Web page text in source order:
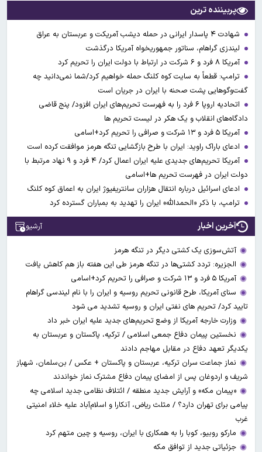
پربیننده ترین
شهادت ۴ پاسدار ایرانی در حمله دیشب آمریکت و عربستان به عراق
لیندزی گراهام، سناتور جمهوریخواه آمریکا درگذشت
آمریکا ۸ فرد و ۶ شرکت در ارتباط با دولت ایران را تحریم کرد
ترامپ: قطعاً به سایت کوه کلنگ حمله خواهیم کرد/شما نمی‌دانید چه
گفت‌وگوهایی پشت صحنه با ایران در جریان است
اتحادیه اروپا ۶ فرد را به فهرست تحریم‌های ایران افزود/ پنج قاضی
دادگاه‌های انقلاب و یک هکر در لیست تحریم ها
آمریکا ۵ فرد و ۱۳ شرکت و صرافی را تحریم کرد+اسامی
ادعای باراک راوید: ایران با طرح بازگشایی تنگه هرمز موافقت کرده است
آمریکا تحریم‌های جدیدی علیه ایران اعمال کرد/ ۴ فرد و ۹ نهاد مرتبط با
دولت ایران در فهرست تحریم ها+اسامی
ادعای اسرائیل درباره انتقال هزاران سانتریفیوژ ایران به اعماق کوه کلنگ
ترامپ، با ذکر «الحمدالله» ایران را تهدید به بمباران گسترده کرد
آخرین اخبار آرشیو
آتش‌سوزی یک کشتی دیگر در تنگه هرمز
الجزیره: تردد کشتی‌ها در تنگه هرمز طی این هفته باز هم کاهش یافت
آمریکا ۵ فرد و ۱۳ شرکت و صرافی را تحریم کرد+اسامی
سنای آمریکا، طرح قانونی تحریم روسیه و ایران را با نام لیندسی گراهام
تایید کرد/ تحریم های نفتی ایران و روسیه تشدید می شود
وزارت خارجه آمریکا از وضع تحریم‌های جدید علیه ایران خبر داد
نخستین پیمان دفاع جمعی اسلامی / ترکیه، پاکستان و عربستان به
یکدیگر تعهد دفاع در مقابل مهاجم دادند
نماز جماعت سران ترکیه، عربستان و پاکستان + عکس / بن‌سلمان، شهباز
شریف و اردوغان پس از امضای پیمان دفاع مشترک نماز خواندند
«پیمان مکه» و آرایش جدید منطقه / ائتلاف نظامی جدید اسلامی چه
پیامی برای تهران دارد؟ / مثلث ریاض، آنکارا و اسلام‌آباد علیه خلاء امنیتی
غرب
مارکو روبیو، کوبا را به همکاری با ایران، روسیه و چین متهم کرد
جزئیاتی جدید از توافق مکه